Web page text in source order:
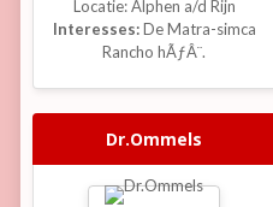
Locatie:Alphen a/d Rijn
Interesses:De Matra-simca
Rancho hÃƒÂ¨.
Dr.Ommels